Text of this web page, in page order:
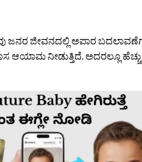
ಜನರ ಜೀವನದಲ್ಲಿ ಅಪಾರ
ನೀಡುತ್ತಿದೆ. ಅದರಲ್ಲೂ